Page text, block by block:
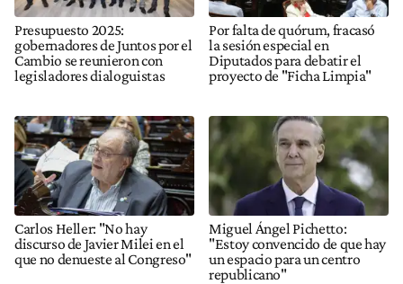
Presupuesto 2025:
gobernadores de Juntos por el
Cambio se reunieron con
legisladores dialoguistas
Por falta de quórum, fracasó
la sesión especial en
Diputados para debatir el
proyecto de "Ficha Limpia"
Carlos Heller: "No hay
discurso de Javier Milei en el
que no denueste al Congreso"
Miguel Ángel Pichetto:
"Estoy convencido de que hay
un espacio para un centro
republicano"